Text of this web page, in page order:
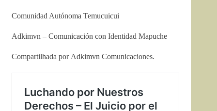
Comunidad Autónoma Temucuicui
Adkimvn – Comunicación con Identidad Mapuche
Compartilhada por Adkimvn Comunicaciones.